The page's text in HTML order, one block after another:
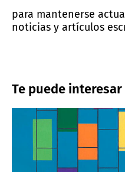
para mantenerse
noticias y artículos
Te puede interesar